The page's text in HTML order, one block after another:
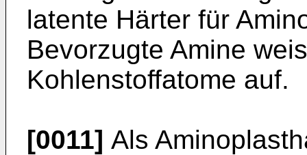
latente Härter für
Bevorzugte Amine
Kohlenstoffatome auf.
[0011] Als